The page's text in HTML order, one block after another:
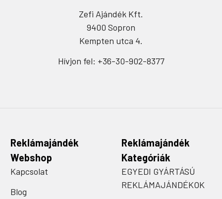
Zefi Ajándék Kft.
9400 Sopron
Kempten utca 4.
Hívjon fel: +36-30-902-8377
Reklámajándék
Webshop
Kapcsolat
Blog
Reklámajándék
Kategóriák
EGYEDI GYÁRTÁSÚ
REKLÁMAJÁNDÉKOK